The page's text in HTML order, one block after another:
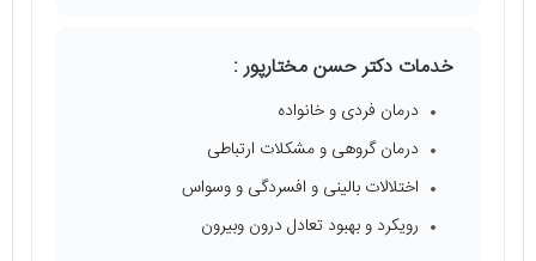
خدمات دکتر حسن مختارپور :
درمان فردی و خانواده
درمان گروهی و مشکلات ارتباطی
اختلالات بالینی و افسردگی و وسواس
رویکرد و بهبود تعادل درون وبیرون